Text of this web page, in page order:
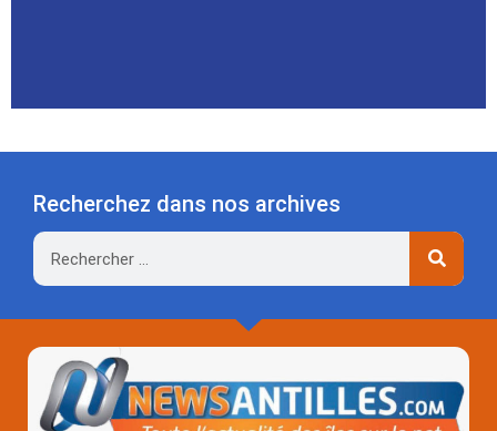
Recherchez dans nos archives
Rechercher